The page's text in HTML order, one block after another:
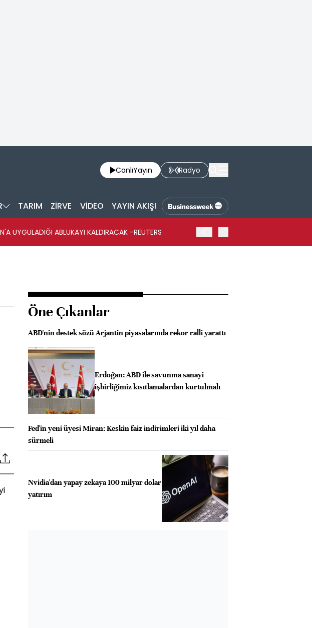
CanlıYayın Radyo
TARIM ZİRVE VİDEO YAYIN AKIŞI
UYGULADIĞI ABLUKAYI KALDIRACAK -REUTERS
Öne Çıkanlar
ABD'nin destek sözü Arjantin piyasalarında rekor ralli yarattı
Erdoğan: ABD ile savunma sanayi
işbirliğimiz kısıtlamalardan kurtulmalı
Fed'in yeni üyesi Miran: Keskin faiz indirimleri iki yıl daha
sürmeli
Nvidia'dan yapay zekaya 100 milyar dolar
yatırım